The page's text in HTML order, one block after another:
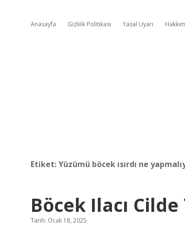
Anasayfa Gizlilik Politikası Yasal Uyarı
Etiket:Yüzümü böcek ısırdı ne
Böcek Ilacı
Tarih: Ocak 18, 2025